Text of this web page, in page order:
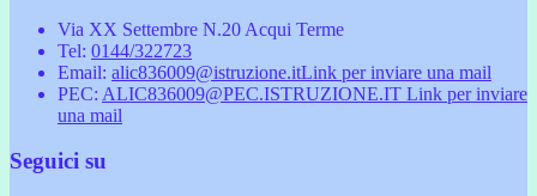
Via XX Settembre N.20 Acqui Terme
Tel: 0144/322723
Email: alic836009@istruzione.itLink per inviare una mail
PEC: ALIC836009@PEC.ISTRUZIONE.IT Link per inviare
una mail
Seguici su